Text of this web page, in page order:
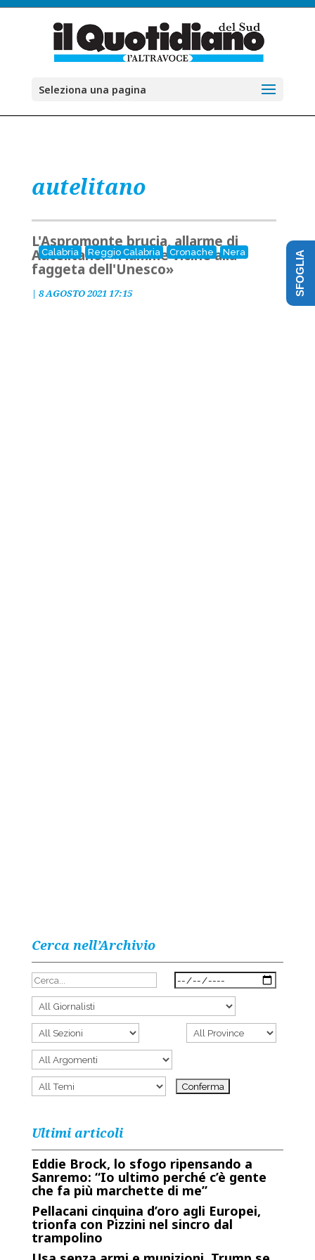
Seleziona una pagina
autelitano
Calabria Reggio Calabria Cronache Nera
L'Aspromonte brucia, allarme di
Autelitano: «Fiamme vicine alla
faggeta dell'Unesco»
| 8 AGOSTO 2021 17:15
Cerca nell’Archivio
Ultimi articoli
Eddie Brock, lo sfogo ripensando a
Sanremo: “Io ultimo perché c’è gente
che fa più marchette di me”
Pellacani cinquina d’oro agli Europei,
trionfa con Pizzini nel sincro dal
trampolino
SFOGLIA